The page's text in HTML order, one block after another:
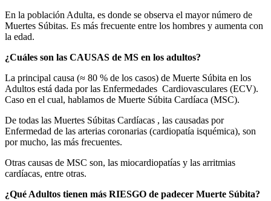
En la población Adulta, es donde se observa el mayor número de
Muertes Súbitas. Es más frecuente entre los hombres y aumenta con
la edad.
¿Cuáles son las CAUSAS de MS en los adultos?
La principal causa (≈ 80 % de los casos) de Muerte Súbita en los
Adultos está dada por las Enfermedades Cardiovasculares (ECV).
Caso en el cual, hablamos de Muerte Súbita Cardíaca (MSC).
De todas las Muertes Súbitas Cardíacas , las causadas por
Enfermedad de las arterias coronarias (cardiopatía isquémica), son
por mucho, las más frecuentes.
Otras causas de MSC son, las miocardiopatías y las arritmias
cardíacas, entre otras.
¿Qué Adultos tienen más RIESGO de padecer Muerte Súbita?